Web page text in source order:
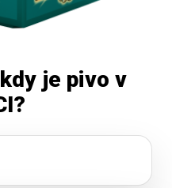
6×1,5l pet
je pivo v